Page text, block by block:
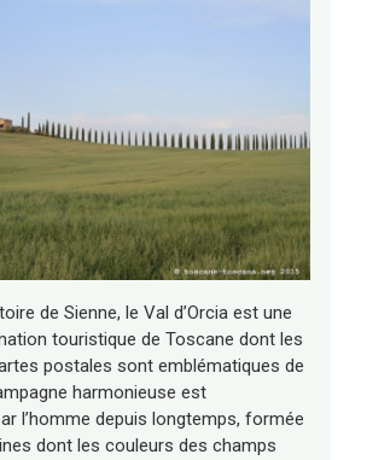
de Sienne, le Val d’Orcia est une
touristique de Toscane dont les
postales sont emblématiques de
harmonieuse est
l’homme depuis longtemps, formée
dont les couleurs des champs